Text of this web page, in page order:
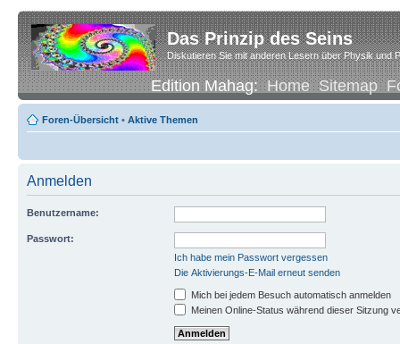
Das Prinzip des Seins
Diskutieren Sie mit anderen Lesern über Physik und
Edition Mahag:Home Sitemap
Foren-Übersicht • Aktive Themen
Anmelden
Benutzername:
Passwort:
Ich habe mein Passwort vergessen
Die Aktivierungs-E-Mail erneut senden
Mich bei jedem Besuch automatisch anmelden
Meinen Online-Status während dieser Sitzung